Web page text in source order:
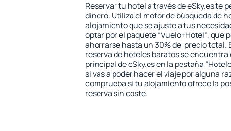
Reservar tu hotel a través de eSky.es te
dinero. Utiliza el motor de búsqueda de
alojamiento que se ajuste a tus
optar por el paquete “Vuelo+Hotel“, que
ahorrarse hasta un 30% del precio total.
reserva de hoteles baratos se encuentra
principal de eSky.es en la pestaña
si vas a poder hacer el viaje por alguna
comprueba si tu alojamiento ofrece la
reserva sin coste.